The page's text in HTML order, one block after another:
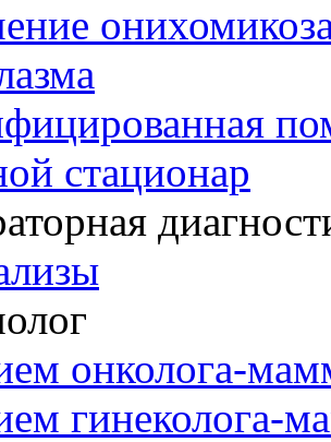
стационар
онколога-
гинеколога-